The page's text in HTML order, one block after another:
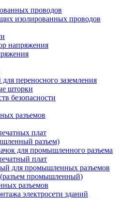
проводов
изолированных проводов
напряжения
переносного заземления
шторки
безопасности
разъемов
плат
разъем)
для промышленного разъема
плат
для промышленных разъемов
промышленный)
разъемов
электросети зданий